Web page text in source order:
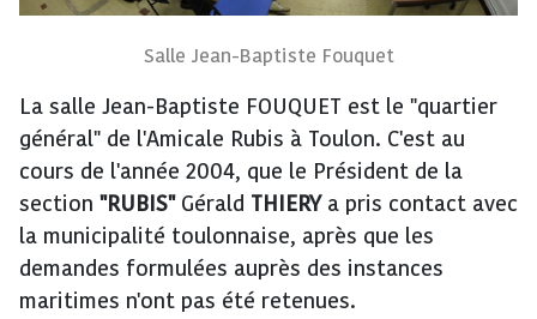
Salle Jean-Baptiste Fouquet
La salle Jean-Baptiste FOUQUET est le "quartier
général" de l'Amicale Rubis à Toulon. C'est au
cours de l'année 2004, que le Président de la
section "RUBIS"Gérald THIERYa pris contact avec
la municipalité toulonnaise, après que les
demandes formulées auprès des instances
maritimes n'ont pas été retenues.